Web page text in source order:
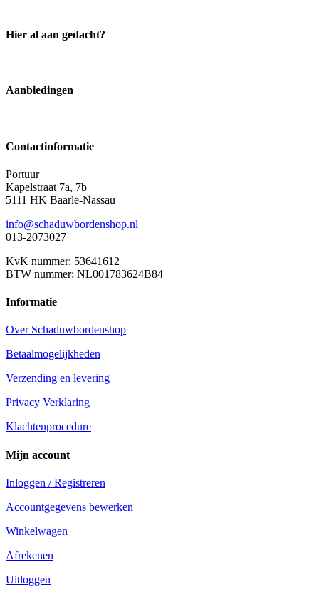
Hier al aan gedacht?
Aanbiedingen
Contactinformatie
Portuur
Kapelstraat 7a, 7b
5111 HK Baarle-Nassau
info@schaduwbordenshop.nl
013-2073027
KvK nummer: 53641612
BTW nummer: NL001783624B84
Informatie
Over Schaduwbordenshop
Betaalmogelijkheden
Verzending en levering
Privacy Verklaring
Klachtenprocedure
Mijn account
Inloggen / Registreren
Accountgegevens bewerken
Winkelwagen
Afrekenen
Uitloggen